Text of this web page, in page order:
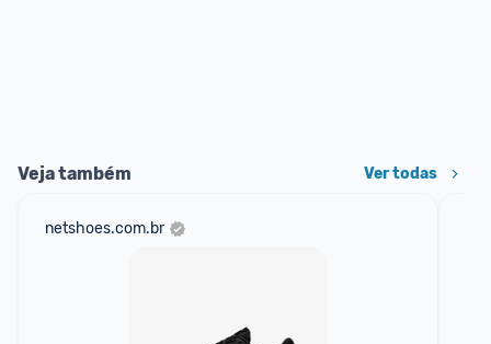
Veja também Ver todas
netshoes.com.br